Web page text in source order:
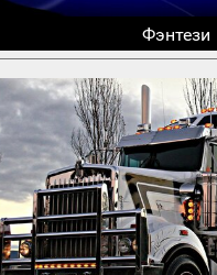
Фэнтези